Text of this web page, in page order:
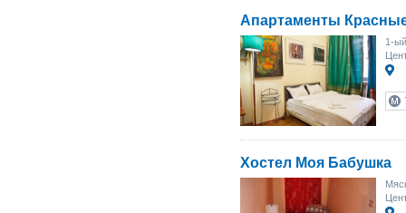
Апартаменты
1-
Хостел Моя Бабушка